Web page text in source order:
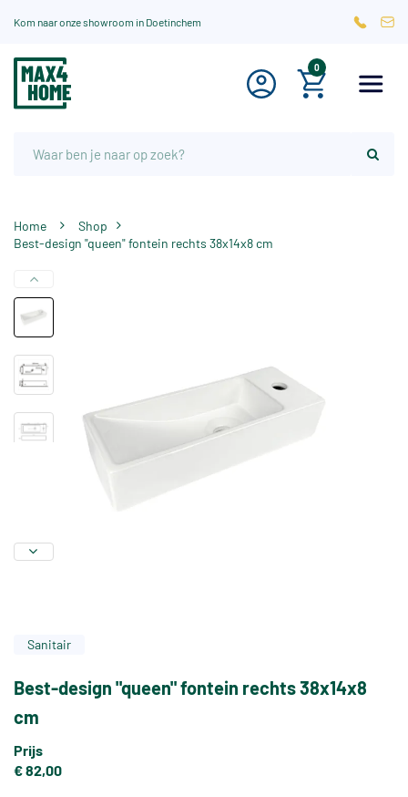
Kom naar onze showroom in Doetinchem
0
Home
Shop
Best-design "queen" fontein rechts 38x14x8 cm
Sanitair
Best-design "queen" fontein rechts 38x14x8
cm
Prijs
€ 82,00